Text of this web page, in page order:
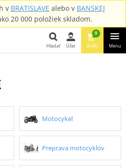
v BRATISLAVE alebo v BANSKEJ
20 000 položiek skladom.
Hľadať Účet
0
Košík Menu
Motocykel
Preprava motocyklov